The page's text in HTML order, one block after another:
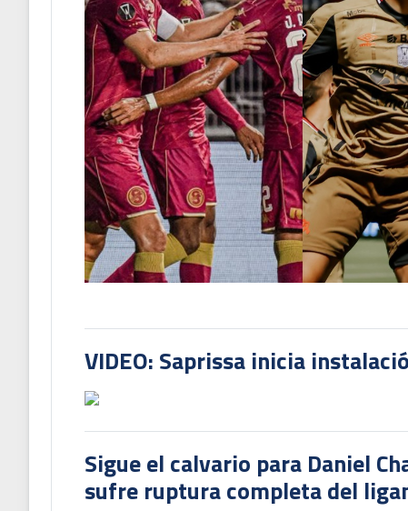
VIDEO: Saprissa inicia
Sigue el calvario para Daniel
sufre ruptura completa del